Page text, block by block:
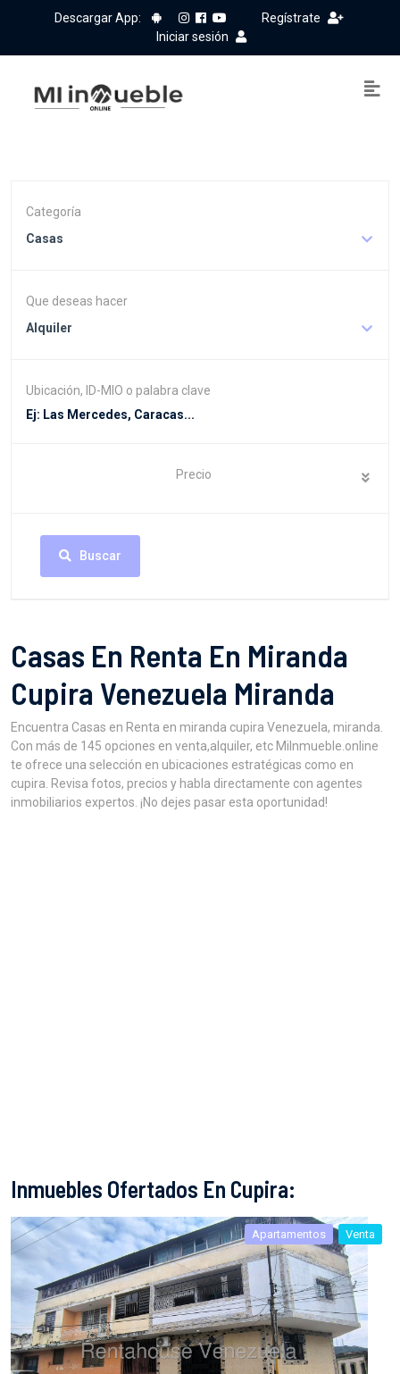
Descargar App:
Regístrate
Iniciar sesión
Categoría
Casas
Que deseas hacer
Alquiler
Ubicación, ID-MIO o palabra clave
Precio
Buscar
Casas En Renta En Miranda
Cupira Venezuela Miranda
Encuentra Casas en Renta en miranda cupira Venezuela, miranda.
Con más de 145 opciones en venta,alquiler, etc MiInmueble.online
te ofrece una selección en ubicaciones estratégicas como en
cupira. Revisa fotos, precios y habla directamente con agentes
inmobiliarios expertos. ¡No dejes pasar esta oportunidad!
Inmuebles Ofertados En Cupira:
Apartamentos Venta